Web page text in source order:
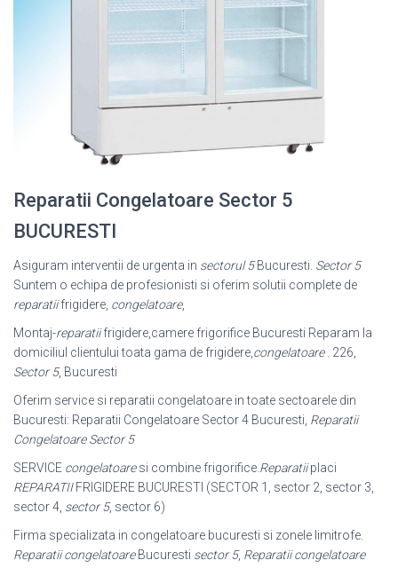
Reparatii Congelatoare Sector 5
BUCURESTI
Asiguram interventii de urgenta in sectorul 5Bucuresti. Sector 5
Suntem o echipa de profesionisti si oferim solutii complete de
reparatiifrigidere, congelatoare,
Montaj-reparatiifrigidere,camere frigorifice Bucuresti Reparam la
domiciliul clientului toata gama de frigidere, congelatoare. 226,
Sector 5, Bucuresti
Oferim service si reparatii congelatoare in toate sectoarele din
Bucuresti: Reparatii Congelatoare Sector 4 Bucuresti, Reparatii
Congelatoare Sector 5
SERVICE congelatoaresi combine frigorifice. Reparatiiplaci
REPARATIIFRIGIDERE BUCURESTI (SECTOR 1, sector 2, sector 3,
sector 4, sector 5, sector 6)
Firma specializata in congelatoare bucuresti si zonele limitrofe.
Reparatii congelatoareBucuresti sector 5, Reparatii congelatoare